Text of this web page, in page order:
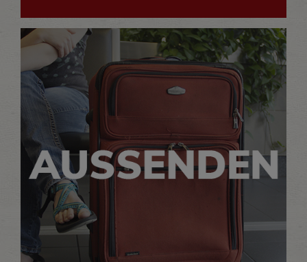
Wir schaffen Grundlagen, bereiten vor
und senden aus.